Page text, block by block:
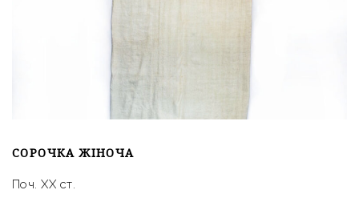
СОРОЧКА ЖІНОЧА
Поч. ХХ ст.